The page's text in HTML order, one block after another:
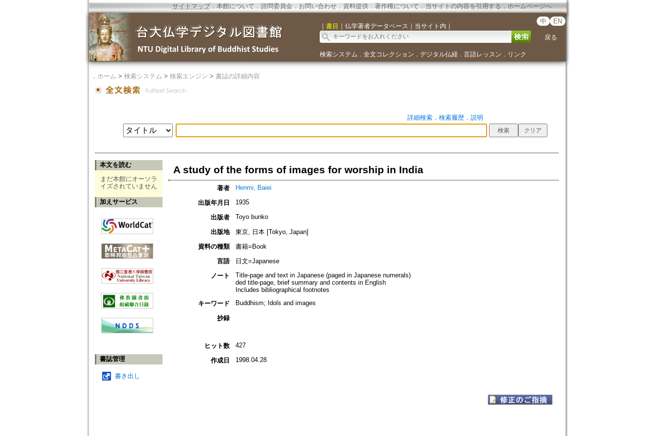
サイトマップ．本館について ． 諮問委員会． お問い合わせ． 資料提供． 著作権について．当サイトの内容を引用する ． ホームページへ
｜ 書目 ｜ 仏学著者データベース ｜ 当サイト内 ｜
中 EN
戻る
検索システム ． 全文コレクション ． デジタル仏経． 言語レッスン ． リンク
． ホーム > 検索システム > 検索エンジン > 書誌の詳細内容
詳細検索． 検索履歴． 説明
本文を読む
まだ本館にオーソラ
イズされていません
加えサービス
書誌管理
書き出し
A study of the forms of images for worship in India
著者 Henmi, Baiei
出版年月日 1935
出版者 Toyo bunko
出版地
東京, 日本 [Tokyo, Japan]
資料の種類
書籍=Book
言語
日文=Japanese
ノート
Title-page and text in Japanese (paged in Japanese numerals)
ded title-page, brief summary and contents in English
Includes bibliographical footnotes
キーワード
Buddhism; Idols and images
抄録
ヒット数 427
作成日 1998.04.28